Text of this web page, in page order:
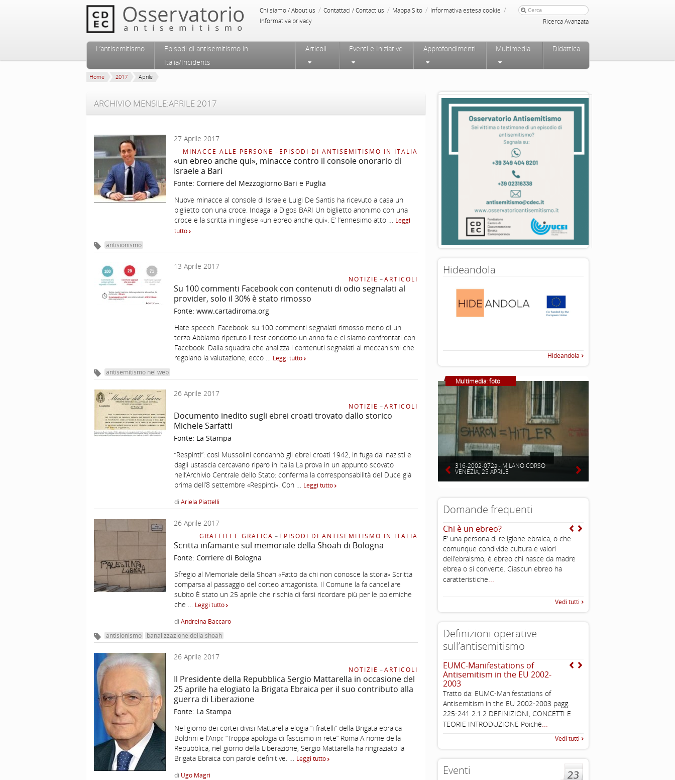
Chi siamo / About us / Contattaci / Contact us / Mappa Sito / Informativa estesa cookie /
Informativa privacy Ricerca Avanzata
Menu principale
Vai al contenuto principale
Vai al contenuto secondario
L’antisemitismo
Episodi di antisemitismo in
Italia/Incidents
Articoli Eventi e Iniziative Approfondimenti Multimedia Didattica
Home 2017 Aprile
ARCHIVIO MENSILE:APRILE 2017
27 Aprile 2017
MINACCE ALLE PERSONE – EPISODI DI ANTISEMITISMO IN ITALIA
«un ebreo anche qui», minacce contro il console onorario di
Israele a Bari
Fonte: Corriere del Mezzogiorno Bari e Puglia
Nuove minacce al console di Israele Luigi De Santis ha ricevuto a casa un
biglietto con una croce. Indaga la Digos BARI Un biglietto anonimo con una
croce e la scritta in inglese «un ebreo anche qui». E’ l’ennesimo atto … Leggi
tutto
antisionismo
13 Aprile 2017
NOTIZIE –ARTICOLI
Su 100 commenti Facebook con contenuti di odio segnalati al
provider, solo il 30% è stato rimosso
Fonte: www.cartadiroma.org
Hate speech. Facebook: su 100 commenti segnalati rimosso meno di un
terzo Abbiamo ripetuto il test condotto un anno fa e ci siamo confrontati con
Facebook. Dalla squadra che analizza i contenuti segnalati ai meccanismi che
regolano la valutazione, ecco … Leggi tutto
antisemitismo nel web
26 Aprile 2017
NOTIZIE –ARTICOLI
Documento inedito sugli ebrei croati trovato dallo storico
Michele Sarfatti
Fonte: La Stampa
“Respinti”: così Mussolini condannò gli ebrei croati 1942, in fuga dai nazisti e
dagli ustascia cercavano riparo in Italia La prova in un appunto scovato
nell’Archivio Centrale dello Stato: conferma la corresponsabilità del Duce già
prima dell’8 settembre «Respinti». Con … Leggi tutto
di Ariela Piattelli
26 Aprile 2017
GRAFFITI E GRAFICA – EPISODI DI ANTISEMITISMO IN ITALIA
Scritta infamante sul memoriale della Shoah di Bologna
Fonte: Corriere di Bologna
Sfregio al Memoriale della Shoah «Fatto da chi non conosce la storia» Scritta
comparsa al passaggio del corteo antagonista. Il Comune la fa cancellare
subito È stato un 25 aprile che rischia di farsi ricordare più per le polemiche
che … Leggi tutto
di Andreina Baccaro
antisionismo banalizzazione della shoah
26 Aprile 2017
NOTIZIE –ARTICOLI
Il Presidente della Repubblica Sergio Mattarella in occasione del
25 aprile ha elogiato la Brigata Ebraica per il suo contributo alla
guerra di Liberazione
Fonte: La Stampa
Nel giorno dei cortei divisi Mattarella elogia “i fratelli” della Brigata ebraica
Boldrini e l’Anpi: “Troppa apologia di fascismo in rete” Roma A nome della
Repubblica, nel giorno della Liberazione, Sergio Mattarella ha ringraziato la
Brigata Ebraica con parole definitive. … Leggi tutto
di Ugo Magri
Hideandola
Hideandola
Multimedia: foto
316-2002-072a - MILANO CORSO
VENEZIA, 25 APRILE
Domande frequenti
Chi è un ebreo?
E’ una persona di religione ebraica, o che
comunque condivide cultura e valori
dell’ebraismo; è ebreo chi nasce da madre
ebrea o si converte. Ciascun ebreo ha
caratteristiche...
Vedi tutti
Definizioni operative
sull’antisemitismo
EUMC-Manifestations of
Antisemitism in the EU 2002-
2003
Tratto da: EUMC-Manifestations of
Antisemitism in the EU 2002-2003 pagg.
225-241 2.1.2 DEFINIZIONI, CONCETTI E
TEORIE INTRODUZIONE Poiché...
Vedi tutti
Eventi